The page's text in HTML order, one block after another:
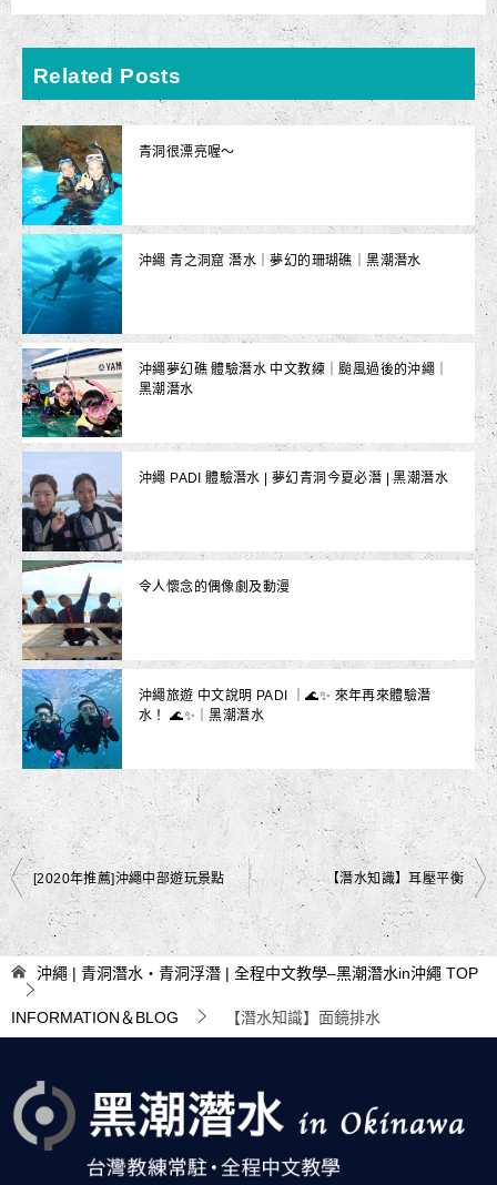
Related Posts
青洞很漂亮喔～
沖繩 青之洞窟 潛水｜夢幻的珊瑚礁｜黑潮潛水
沖繩夢幻礁 體驗潛水 中文教練｜颱風過後的沖繩｜
黑潮潛水
沖繩 PADI 體驗潛水 | 夢幻青洞今夏必潛 | 黑潮潛水
令人懷念的偶像劇及動漫
沖繩旅遊 中文說明 PADI ｜🌊✨ 來年再來體驗潛
水！ 🌊✨｜黑潮潛水
文
章
導
覽
[2020年推薦]沖繩中部遊玩景點 【潛水知識】耳壓平衡
沖繩 | 青洞潛水・青洞浮潛 | 全程中文教學–黑潮潛水in沖繩 TOP
INFORMATION＆BLOG 【潛水知識】面鏡排水